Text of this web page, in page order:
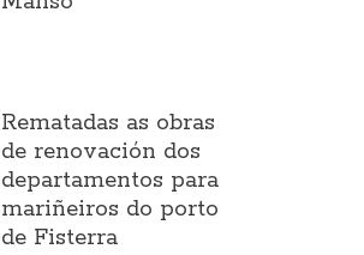
Rematadas as obras
de renovación dos
departamentos para
mariñeiros do porto
de Fisterra